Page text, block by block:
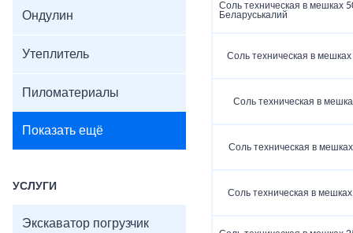
Ондулин
Утеплитель
Пиломатериалы
Показать ещё
УСЛУГИ
Экскаватор погрузчик
Соль техническая в мешках
Беларуськалий
Соль техническая в мешках
Соль техническая в
Соль техническая в
Соль техническая в мешках